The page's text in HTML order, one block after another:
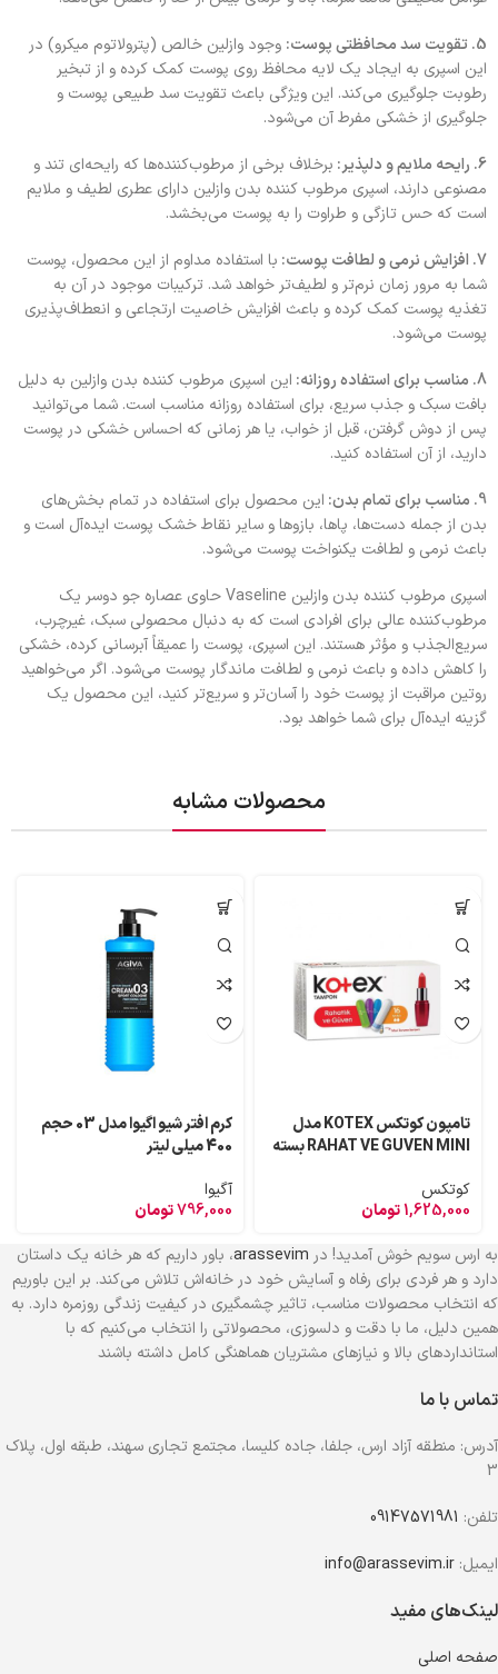
5. تقویت سد محافظتی پوست:
وجود وازلین خالص (پترولاتوم میکرو) در
این اسپری به ایجاد یک لایه محافظ روی پوست کمک کرده و از تبخیر
رطوبت جلوگیری می‌کند. این ویژگی باعث تقویت سد طبیعی پوست و
جلوگیری از خشکی مفرط آن می‌شود.
6. رایحه ملایم و دلپذیر:
برخلاف برخی از مرطوب‌کننده‌ها که رایحه‌ای تند و
مصنوعی دارند، اسپری مرطوب کننده بدن وازلین دارای عطری لطیف و ملایم
است که حس تازگی و طراوت را به پوست می‌بخشد.
7. افزایش نرمی و لطافت پوست:
با استفاده مداوم از این محصول، پوست
شما به مرور زمان نرم‌تر و لطیف‌تر خواهد شد. ترکیبات موجود در آن به
تغذیه پوست کمک کرده و باعث افزایش خاصیت ارتجاعی و انعطاف‌پذیری
پوست می‌شود.
8. مناسب برای استفاده روزانه:
این اسپری مرطوب کننده بدن وازلین به دلیل
بافت سبک و جذب سریع، برای استفاده روزانه مناسب است. شما می‌توانید
پس از دوش گرفتن، قبل از خواب، یا هر زمانی که احساس خشکی در پوست
دارید، از آن استفاده کنید.
9. مناسب برای تمام بدن:
این محصول برای استفاده در تمام بخش‌های
بدن از جمله دست‌ها، پاها، بازوها و سایر نقاط خشک پوست ایده‌آل است و
باعث نرمی و لطافت یکنواخت پوست می‌شود.
اسپری مرطوب کننده بدن وازلین Vaseline حاوی عصاره جو دوسر یک
مرطوب‌کننده عالی برای افرادی است که به دنبال محصولی سبک، غیرچرب،
سریع‌الجذب و مؤثر هستند. این اسپری، پوست را عمیقاً آبرسانی کرده، خشکی
را کاهش داده و باعث نرمی و لطافت ماندگار پوست می‌شود. اگر می‌خواهید
روتین مراقبت از پوست خود را آسان‌تر و سریع‌تر کنید، این محصول یک
گزینه ایده‌آل برای شما خواهد بود.
محصولات مشابه
تامپون کوتکس KOTEX مدل
RAHAT VE GUVEN MINI بسته
کوتکس
1,625,000تومان
کرم افتر شیو اگیوا مدل 03 حجم
400 میلی لیتر
آگیوا
796,000تومان
به ارس سویم خوش آمدید! در arassevim، باور داریم که هر خانه یک داستان
دارد و هر فردی برای رفاه و آسایش خود در خانه‌اش تلاش می‌کند. بر این باوریم
که انتخاب محصولات مناسب، تاثیر چشمگیری در کیفیت زندگی روزمره دارد. به
همین دلیل، ما با دقت و دلسوزی، محصولاتی را انتخاب می‌کنیم که با
استانداردهای بالا و نیازهای مشتریان هماهنگی کامل داشته باشند
تماس با ما
آدرس: منطقه آزاد ارس، جلفا، جاده کلیسا، مجتمع تجاری سهند، طبقه اول، پلاک
3
تلفن: 09147571981
ایمیل: info@arassevim.ir
لینک‌های مفید
صفحه اصلی